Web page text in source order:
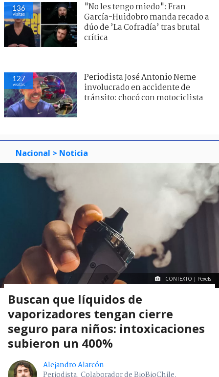
136
visitas
"No les tengo miedo": Fran
García-Huidobro manda recado a
dúo de ’La Cofradía’ tras brutal
crítica
127
visitas
Periodista José Antonio Neme
involucrado en accidente de
tránsito: chocó con motociclista
Nacional > Noticia
CONTEXTO | Pexels
Buscan que líquidos de
vaporizadores tengan cierre
seguro para niños: intoxicaciones
subieron un 400%
Alejandro Alarcón